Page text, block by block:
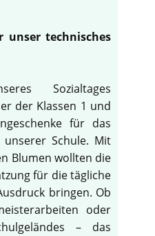
unser technisches
Sozialtages
der Klassen 1 und
für das
Schule. Mit
Blumen wollten die
für die tägliche
bringen. Ob
oder
– das